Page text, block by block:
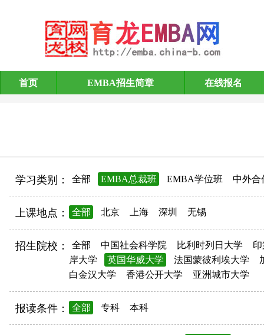
EMBA招生简章
首页 EMBA招生简章 在线报名
学习类别： 全部 EMBA总裁班 EMBA学位班 中外合
上课地点： 全部 北京 上海 深圳 无锡
招生院校： 全部 中国社会科学院 比利时列日大学
岸大学
英国华威大学 法国蒙彼利埃大学
白金汉大学
香港公开大学 亚洲城市大学
报读条件： 全部 专科 本科